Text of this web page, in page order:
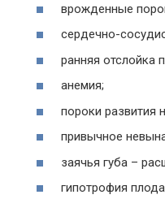
врожденные
сердечно-
ранняя отслойка
анемия;
пороки развития
привычное
заячья губа –
гипотрофия